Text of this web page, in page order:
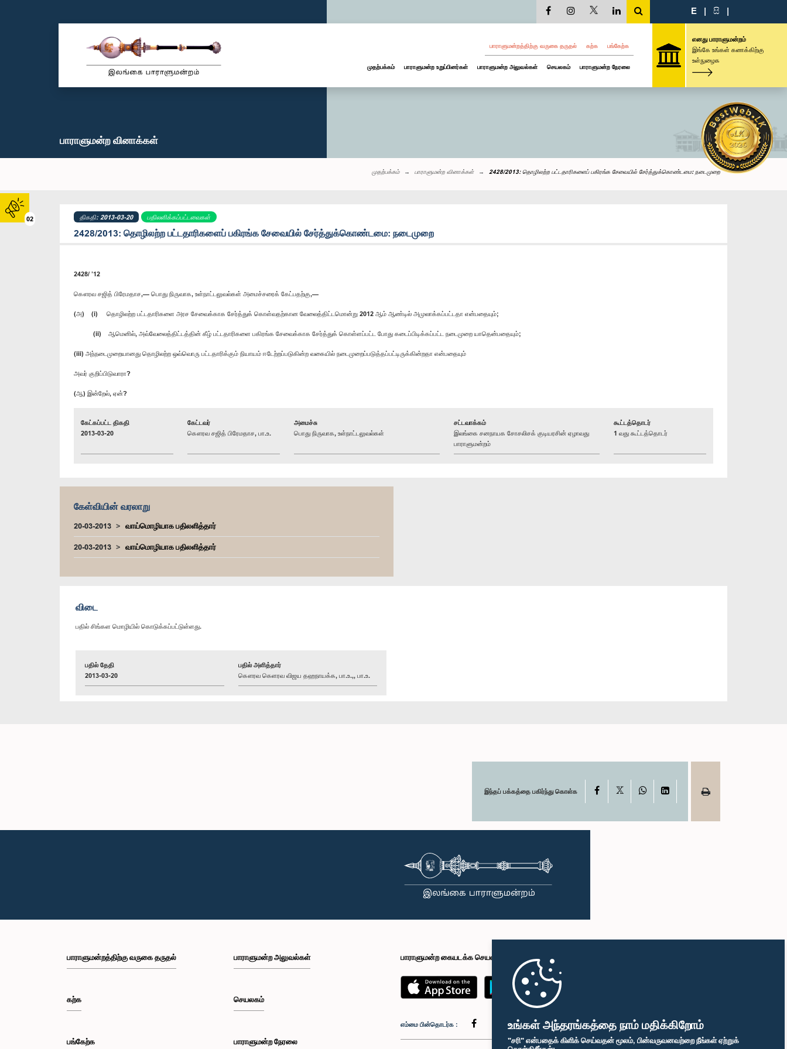
உங்கள் அந்தரங்கத்தை நாம் மதிக்கிறோம்
"சரி" என்பதைக் கிளிக் செய்வதன் மூலம், பின்வருவனவற்றை நீங்கள் ஏற்றுக்
02
E | සි |
பாராளுமன்றத்திற்கு வருகை தருதல் கற்க பங்கேற்க
முதற்பக்கம் பாராளுமன்ற உறுப்பினர்கள் பாராளுமன்ற அலுவல்கள் செயலகம் பாராளுமன்ற நேரலை
எனது பாராளுமன்றம்
இங்கே உங்கள் கணக்கிற்கு
உள்நுழைக
பாராளுமன்ற வினாக்கள்
முதற்பக்கம் பாராளுமன்ற வினாக்கள் 2428/2013: தொழிலற்ற பட்டதாரிகளைப் பகிரங்க சேவையில் சேர்த்துக்கொண்டமை: நடைமுறை
திகதி: 2013-03-20 பதிலளிக்கப்பட்டவைகள்
2428/2013: தொழிலற்ற பட்டதாரிகளைப் பகிரங்க சேவையில் சேர்த்துக்கொண்டமை: நடைமுறை
2428/ ’12
கௌரவ சஜித் பிரேமதாச,— பொது நிருவாக, உள்நாட்டலுவல்கள் அமைச்சரைக் கேட்பதற்கு,—
(அ) (i) தொழிலற்ற பட்டதாரிகளை அரச சேவைக்காக சேர்த்துக் கொள்வதற்கான வேலைத்திட்டமொன்று 2012 ஆம் ஆண்டில் அமுலாக்கப்பட்டதா என்பதையும்;
(ii) ஆமெனில், அவ்வேலைத்திட்டத்தின் கீழ் பட்டதாரிகளை பகிரங்க சேவைக்காக சேர்த்துக் கொள்ளப்பட்ட போது கடைப்பிடிக்கப்பட்ட நடைமுறை யாதென்பதையும்;
(iii) அந்நடைமுறையானது தொழிலற்ற ஒவ்வொரு பட்டதாரிக்கும் நியாயம் ஈடேற்றப்படுகின்ற வகையில் நடைமுறைப்படுத்தப்பட்டிருக்கின்றதா என்பதையும்
அவர் குறிப்பிடுவாரா?
(ஆ) இன்றேல், ஏன்?
கேட்கப்பட்ட திகதி
2013-03-20
கேட்டவர்
கௌரவ சஜித் பிரேமதாச, பா.உ.
அமைச்சு
பொது நிருவாக, உள்நாட்டலுவல்கள்
சட்டவாக்கம்
இலங்கை சனநாயக சோசலிசக் குடியரசின் ஏழாவது
பாராளுமன்றம்
கூட்டத்தொடர்
1 வது கூட்டத்தொடர்
கேள்வியின் வரலாறு
20-03-2013
வாய்மொழியாக பதிலளித்தார்
20-03-2013
வாய்மொழியாக பதிலளித்தார்
விடை
பதில் சிங்கள மொழியில் கொடுக்கப்பட்டுள்ளது.
பதில் தேதி
2013-03-20
பதில் அளித்தார்
கௌரவ கெளரவ விஜய தஹநாயக்க, பா.உ.,, பா.உ.
இந்தப் பக்கத்தை பகிர்ந்து கொள்க Facebook WhatsAppLinkedIn
பாராளுமன்றத்திற்கு வருகை தருதல்
கற்க
பங்கேற்க
பாராளுமன்ற அலுவல்கள்
செயலகம்
பாராளுமன்ற நேரலை
பாராளுமன்ற கையடக்க செயலி
எம்மை பின்தொடர்க :